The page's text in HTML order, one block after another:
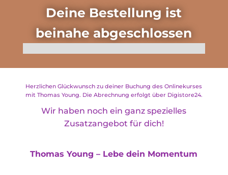
Deine Bestellung ist
beinahe abgeschlossen
Herzlichen Glückwunsch zu deiner Buchung des Onlinekurses
mit Thomas Young. Die Abrechnung erfolgt über Digistore24.
Wir haben noch ein ganz spezielles
Zusatzangebot für dich!
Thomas Young – Lebe dein Momentum